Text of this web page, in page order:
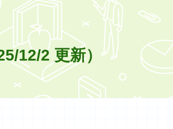
教科書
12/2 更新）